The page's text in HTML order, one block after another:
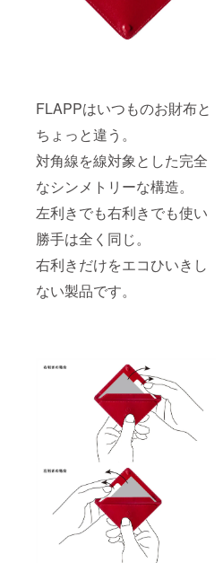
FLAPPはいつものお財布と
ちょっと違う。
対角線を線対象とした完全
なシンメトリーな構造。
左利きでも右利きでも使い
勝手は全く同じ。
右利きだけをエコひいきし
ない製品です。